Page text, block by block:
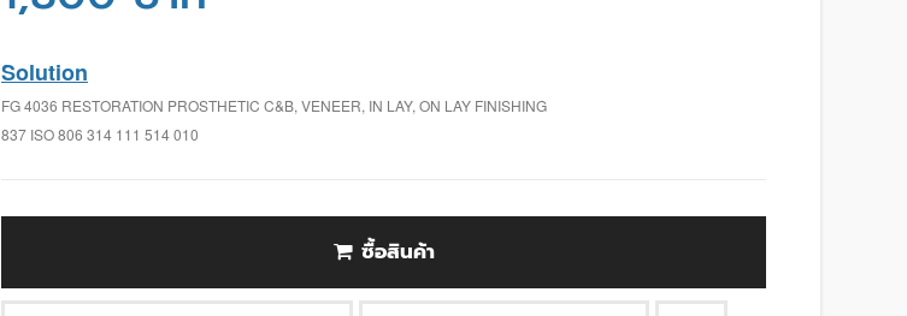
Solution
FG 4036 RESTORATION PROSTHETIC C&B, VENEER, IN LAY, ON LAY FINISHING
837 ISO 806 314 111 514 010
ซื้อสินค้า